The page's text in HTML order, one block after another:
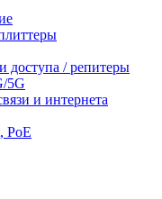
доступа / репитеры
5G
и интернета
PoE